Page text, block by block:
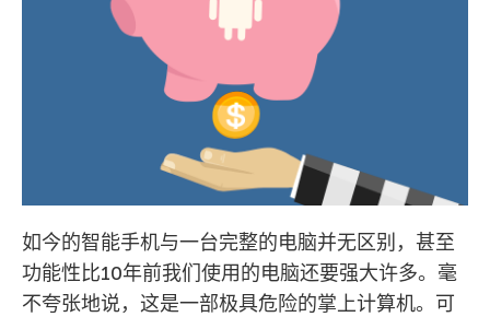
如今的智能手机与一台完整的电脑并无区别，甚至
功能性比10年前我们使用的电脑还要强大许多。毫
不夸张地说，这是一部极具危险的掌上计算机。可